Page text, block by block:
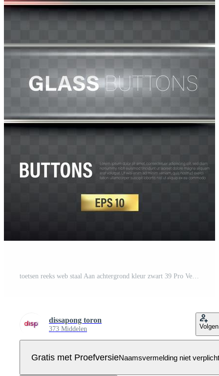
toetsen reeks web staal Aan achtergrond kleur zwart 39 Pro Vector
dissapong toron
373 Middelen Volgen
Gratis met ProefversieNaamsvermelding niet verplicht